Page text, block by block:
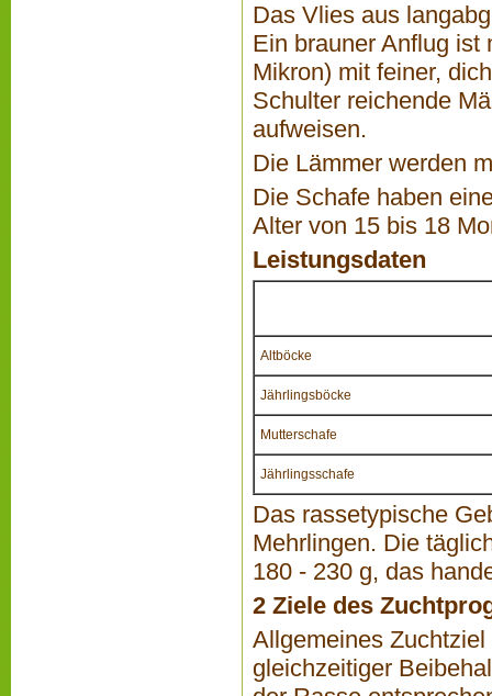
Das Vlies aus
Ein brauner Anflug ist
Mikron) mit feiner,
Schulter reichende
aufweisen.
Die Lämmer werden
Die Schafe haben
Alter von 15 bis 18
Leistungsdaten
Altböcke
Jährlingsböcke
Mutterschafe
Jährlingsschafe
Das rassetypische
Mehrlingen. Die
180 - 230 g, das
2 Ziele des
Allgemeines
gleichzeitiger